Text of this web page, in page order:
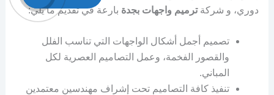
دوري، و شركةترميم واجهات بجدة بارعة في تقديم ما يلي:
تصميم أجمل أشكال الواجهات التي تناسب الفلل
والقصور الفخمة، وعمل التصاميم العصرية لكل
المباني.
تنفيذ كافة التصاميم تحت إشراف مهندسين معتمدين